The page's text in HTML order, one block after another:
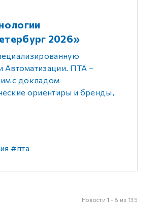
2026»
ПТА –
с докладом
ориентиры и бренды,
#пта
Новости 1 - 8 из 135